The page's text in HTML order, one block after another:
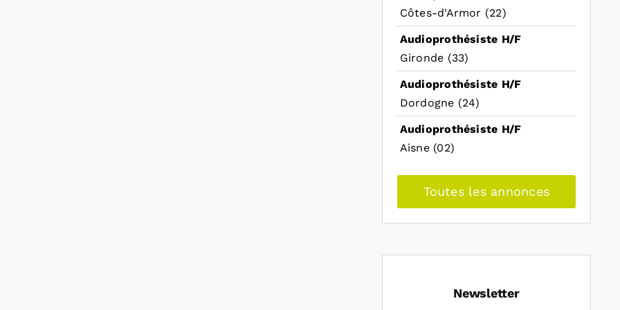
Côtes-d'Armor (22)
Audioprothésiste H/F
Gironde (33)
Audioprothésiste H/F
Dordogne (24)
Audioprothésiste H/F
Aisne (02)
Toutes les annonces
Newsletter